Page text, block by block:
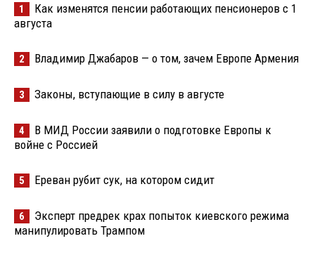
1
Как изменятся пенсии работающих пенсионеров с 1
августа
2 Владимир Джабаров — о том, зачем Европе Армения
3 Законы, вступающие в силу в августе
4
В МИД России заявили о подготовке Европы к
войне с Россией
5 Ереван рубит сук, на котором сидит
6
Эксперт предрек крах попыток киевского режима
манипулировать Трампом